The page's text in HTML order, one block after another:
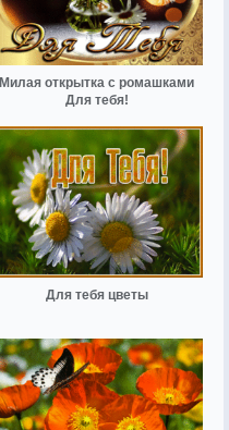
Милая открытка с ромашками
Для тебя!
Для тебя цветы